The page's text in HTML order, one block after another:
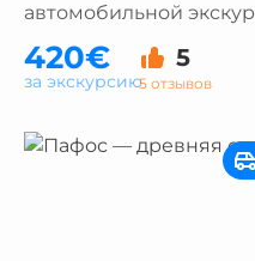
автомобильной
420€ 5
5 отзывов
за экскурсию